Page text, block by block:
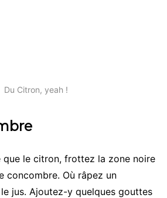
Du Citron, yeah !
que le citron, frottez la zone noire
concombre. Où râpez un
jus. Ajoutez-y quelques gouttes